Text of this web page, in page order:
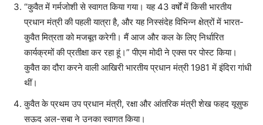
“कुवैत में गर्मजोशी से स्वागत किया गया। यह 43 वर्षों में किसी भारतीय
प्रधान मंत्री की पहली यात्रा है, और यह निस्संदेह विभिन्न क्षेत्रों में भारत-
कुवैत मित्रता को मजबूत करेगी। मैं आज और कल के लिए निर्धारित
कार्यक्रमों की प्रतीक्षा कर रहा हूं।” पीएम मोदी ने एक्स पर पोस्ट किया।
कुवैत का दौरा करने वाली आखिरी भारतीय प्रधान मंत्री 1981 में इंदिरा गांधी
थीं।
कुवैत के प्रथम उप प्रधान मंत्री, रक्षा और आंतरिक मंत्री शेख फहद यूसुफ
सऊद अल-सबा ने उनका स्वागत किया।